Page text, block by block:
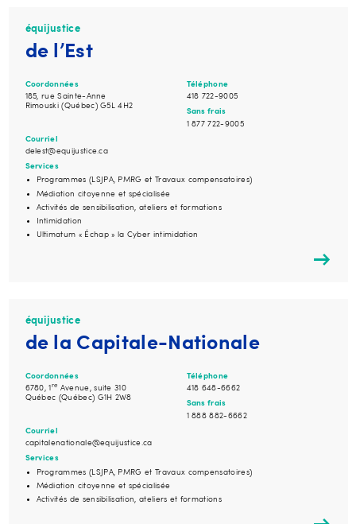
équijustice
de l’Est
Coordonnées
185, rue Sainte-Anne
Rimouski (Québec) G5L 4H2
Téléphone
418 722-9005
Sans frais
1 877 722-9005
Courriel
delest@equijustice.ca
Services
Programmes (LSJPA, PMRG et Travaux compensatoires)
Médiation citoyenne et spécialisée
Activités de sensibilisation, ateliers et formations
Intimidation
Ultimatum « Échap » la Cyber intimidation
équijustice
de la Capitale-Nationale
Coordonnées
6780, 1re Avenue, suite 310
Québec (Québec) G1H 2W8
Téléphone
418 648-6662
Sans frais
1 888 882-6662
Courriel
capitalenationale@equijustice.ca
Services
Programmes (LSJPA, PMRG et Travaux compensatoires)
Médiation citoyenne et spécialisée
Activités de sensibilisation, ateliers et formations